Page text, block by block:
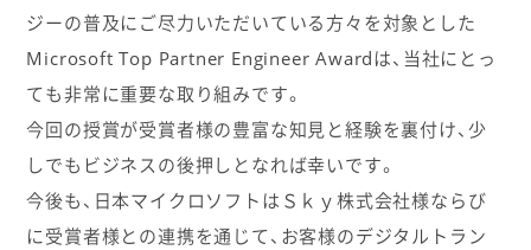
ジーの普及にご尽力いただいている方々を対象とした
Microsoft Top Partner Engineer Awardは、当社にとっ
ても非常に重要な取り組みです。
今回の授賞が受賞者様の豊富な知見と経験を裏付け、少
しでもビジネスの後押しとなれば幸いです。
今後も、日本マイクロソフトはＳｋｙ株式会社様ならび
に受賞者様との連携を通じて、お客様のデジタルトラン